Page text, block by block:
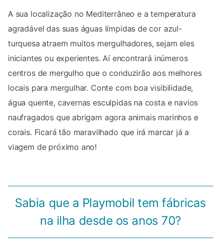
A sua localização no Mediterrâneo e a temperatura
agradável das suas águas límpidas de cor azul-
turquesa atraem muitos mergulhadores, sejam eles
iniciantes ou experientes. Aí encontrará inúmeros
centros de mergulho que o conduzirão aos melhores
locais para mergulhar. Conte com boa visibilidade,
água quente, cavernas esculpidas na costa e navios
naufragados que abrigam agora animais marinhos e
corais. Ficará tão maravilhado que irá marcar já a
viagem de próximo ano!
Sabia que a Playmobil tem fábricas
na ilha desde os anos 70?